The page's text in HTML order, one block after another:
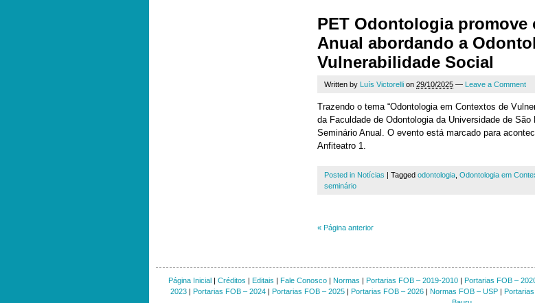
PET Odontologia promove
Anual abordando a
Vulnerabilidade Social
Written by Luís Victorelli on 29/10/2025 — Leave a Comment
Trazendo o tema “Odontologia em Contextos de
da Faculdade de Odontologia da Universidade de
Seminário Anual. O evento está marcado para
Anfiteatro 1.
Posted in Notícias | Tagged odontologia Odontologia em
seminário
« Página anterior
Página Inicial| Créditos | Editais | Fale Conosco| Normas | Portarias FOB – 2019-2010| Portarias FOB –
2023| Portarias FOB – 2024| Portarias FOB – 2025| Portarias FOB – 2026| Normas FOB – USP|